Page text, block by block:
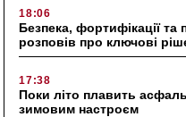
18:06
Безпека, фортифікації
розповів про ключові
17:38
Поки літо плавить
зимовим настроєм